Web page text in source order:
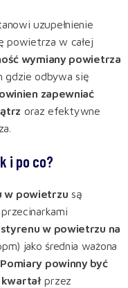
uzupełnienie
powietrza w całej
wymiany powietrza
gdzie odbywa się
zapewniać
oraz efektywne
i po co?
w powietrzu są
w powietrzu na
jako średnia ważona
Pomiary powinny być
przez